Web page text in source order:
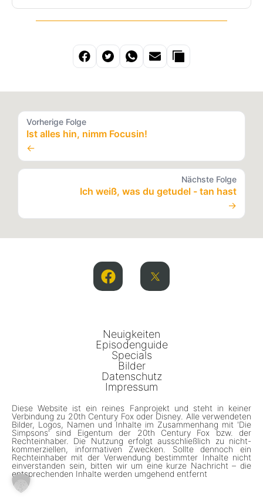
Vorherige Folge
Ist alles hin, nimm Focusin!
←
Nächste Folge
Ich weiß, was du getudel - tan hast
→
Neuigkeiten
Episodenguide
Specials
Bilder
Datenschutz
Impressum
Diese Website ist ein reines Fanprojekt und steht in keiner
Verbindung zu 20th Century Fox oder Disney. Alle verwendeten
Bilder, Logos, Namen und Inhalte im Zusammenhang mit 'Die
Simpsons' sind Eigentum der 20th Century Fox bzw. der
Rechteinhaber. Die Nutzung erfolgt ausschließlich zu nicht-
kommerziellen, informativen Zwecken. Sollte dennoch ein
Rechteinhaber mit der Verwendung bestimmter Inhalte nicht
einverstanden sein, bitten wir um eine kurze Nachricht – die
entsprechenden Inhalte werden umgehend entfernt